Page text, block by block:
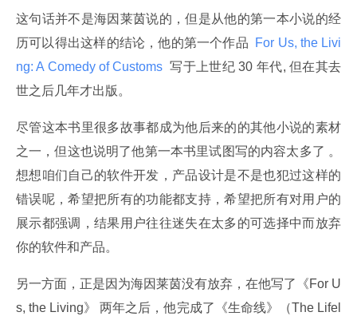
这句话并不是海因莱茵说的，但是从他的第一本小说的经
历可以得出这样的结论，他的第一个作品
For Us, the Livi
ng: A Comedy of Customs 写于上世纪 30 年代, 但在其去
世之后几年才出版。
尽管这本书里很多故事都成为他后来的的其他小说的素材
之一，但这也说明了他第一本书里试图写的内容太多了 。
想想咱们自己的软件开发，产品设计是不是也犯过这样的
错误呢，希望把所有的功能都支持，希望把所有对用户的
展示都强调，结果用户往往迷失在太多的可选择中而放弃
你的软件和产品。
另一方面，正是因为海因莱茵没有放弃，在他写了《For U
s, the Living》 两年之后，他完成了《生命线》（The Lifel